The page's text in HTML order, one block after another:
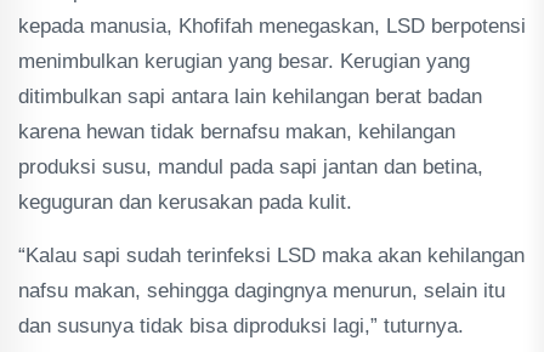
kepada manusia, Khofifah menegaskan, LSD berpotensi
menimbulkan kerugian yang besar. Kerugian yang
ditimbulkan sapi antara lain kehilangan berat badan
karena hewan tidak bernafsu makan, kehilangan
produksi susu, mandul pada sapi jantan dan betina,
keguguran dan kerusakan pada kulit.
“Kalau sapi sudah terinfeksi LSD maka akan kehilangan
nafsu makan, sehingga dagingnya menurun, selain itu
dan susunya tidak bisa diproduksi lagi,” tuturnya.